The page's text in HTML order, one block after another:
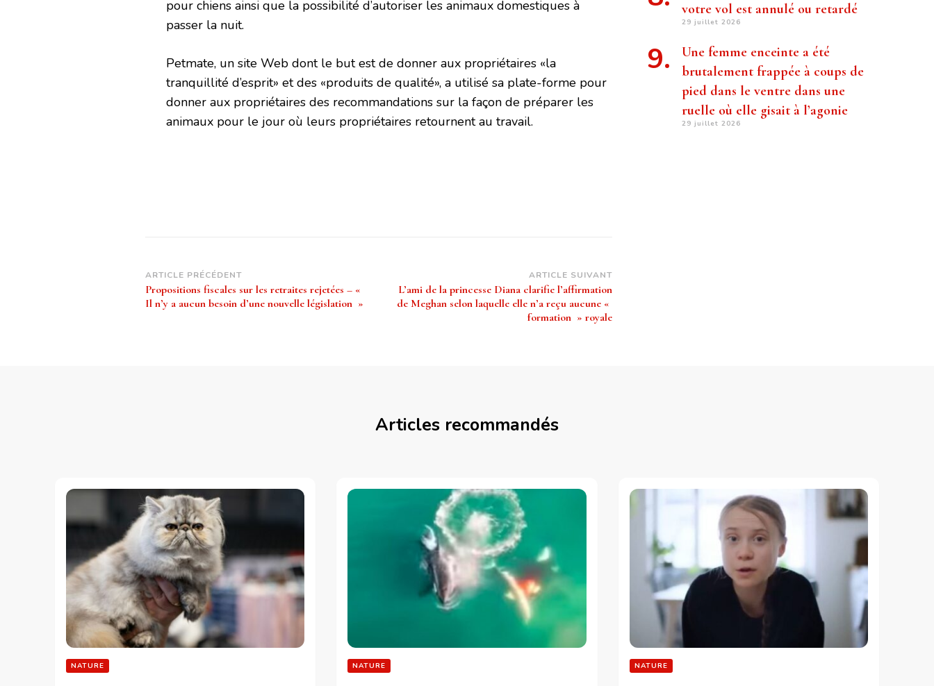
pour chiens ainsi que la possibilité d’autoriser les animaux domestiques à
passer la nuit.
Petmate, un site Web dont le but est de donner aux propriétaires «la
tranquillité d’esprit» et des «produits de qualité», a utilisé sa plate-forme pour
donner aux propriétaires des recommandations sur la façon de préparer les
animaux pour le jour où leurs propriétaires retournent au travail.
Navigation
d’article
ARTICLE PRÉCÉDENT
Propositions fiscales sur les retraites rejetées – «
Il n’y a aucun besoin d’une nouvelle législation »
ARTICLE SUIVANT
L’ami de la princesse Diana clarifie l’affirmation
de Meghan selon laquelle elle n’a reçu aucune «
formation » royale
votre vol est annulé ou retardé
29 juillet 2026
Une femme enceinte a été
brutalement frappée à coups de
pied dans le ventre dans une
ruelle où elle gisait à l’agonie
29 juillet 2026
Articles recommandés
NATURE NATURE NATURE